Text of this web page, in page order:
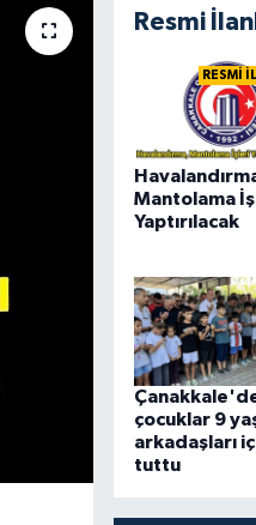
Resmi
RESMİ
Mantolama
Yaptırılacak
çocuklar 9
arkadaşları
tuttu